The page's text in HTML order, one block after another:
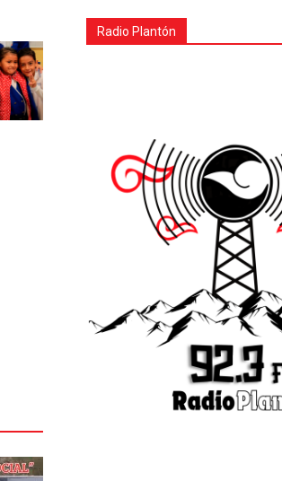
Radio Plantón